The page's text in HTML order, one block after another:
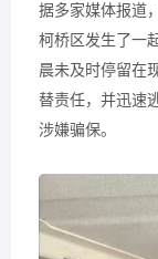
据多家媒体报道
柯桥区发生了一
晨未及时停留在
替责任，并迅速
涉嫌骗保。